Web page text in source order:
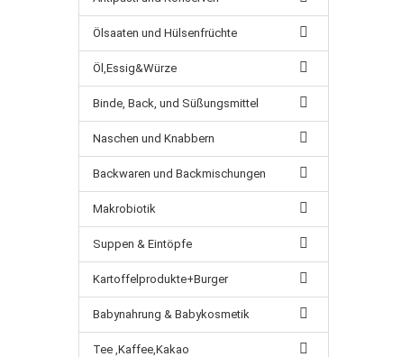
Ölsaaten und Hülsenfrüchte
Öl,Essig&Würze
Binde, Back, und Süßungsmittel
Naschen und Knabbern
Backwaren und Backmischungen
Makrobiotik
Suppen & Eintöpfe
Kartoffelprodukte+Burger
Babynahrung & Babykosmetik
Tee ,Kaffee,Kakao